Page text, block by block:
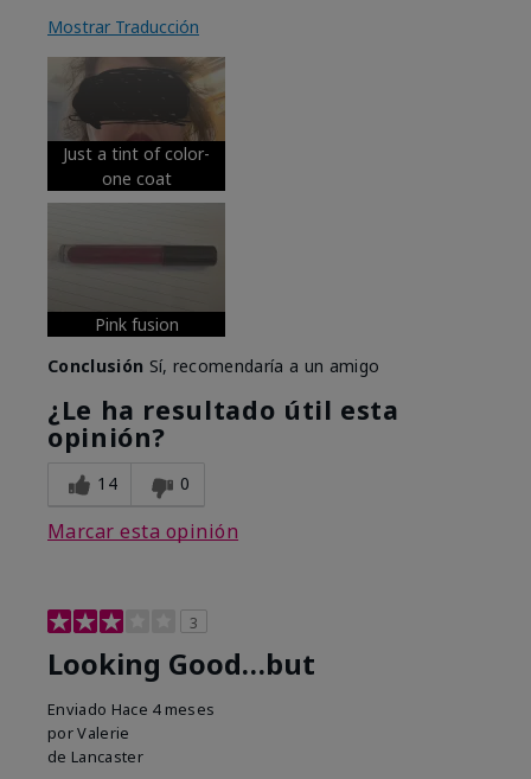
Mostrar Traducción
Just a tint of color-
one coat
Pink fusion
Conclusión Sí, recomendaría a un amigo
¿Le ha resultado útil esta
opinión?
14 0
Marcar esta opinión
3
Looking Good…but
Enviado Hace 4 meses
porValerie
de Lancaster